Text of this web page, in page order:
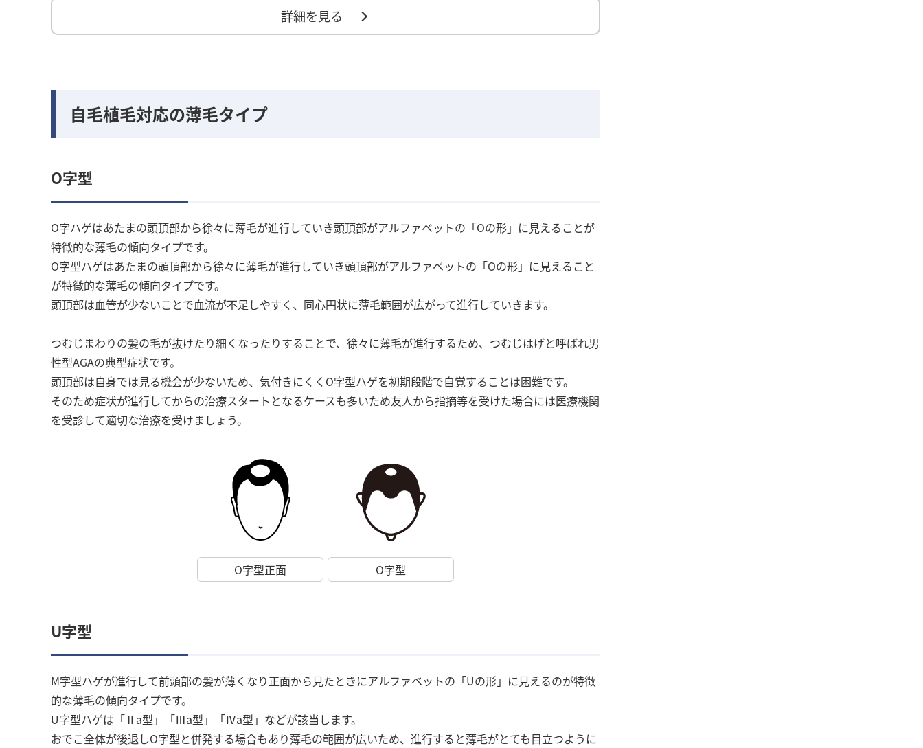
詳細を見る
自毛植毛対応の薄毛タイプ
O字型
O字ハゲはあたまの頭頂部から徐々に薄毛が進行していき頭頂部がアルファベットの「Oの形」に見えることが
特徴的な薄毛の傾向タイプです。
O字型ハゲはあたまの頭頂部から徐々に薄毛が進行していき頭頂部がアルファベットの「Oの形」に見えること
が特徴的な薄毛の傾向タイプです。
頭頂部は血管が少ないことで血流が不足しやすく、同心円状に薄毛範囲が広がって進行していきます。
つむじまわりの髪の毛が抜けたり細くなったりすることで、徐々に薄毛が進行するため、つむじはげと呼ばれ男
性型AGAの典型症状です。
頭頂部は自身では見る機会が少ないため、気付きにくくO字型ハゲを初期段階で自覚することは困難です。
そのため症状が進行してからの治療スタートとなるケースも多いため友人から指摘等を受けた場合には医療機関
を受診して適切な治療を受けましょう。
O字型正面 O字型
U字型
M字型ハゲが進行して前頭部の髪が薄くなり正面から見たときにアルファベットの「Uの形」に見えるのが特徴
的な薄毛の傾向タイプです。
U字型ハゲは「Ⅱa型」「Ⅲa型」「Ⅳa型」などが該当します。
おでこ全体が後退しO字型と併発する場合もあり薄毛の範囲が広いため、進行すると薄毛がとても目立つように